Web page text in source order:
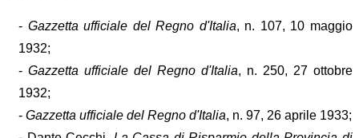
- Gazzetta ufficiale del Regno d'Italia, n. 107, 10 maggio
1932;
- Gazzetta ufficiale del Regno d'Italia, n. 250, 27 ottobre
1932;
- Gazzetta ufficiale del Regno d'Italia, n. 97, 26 aprile 1933;